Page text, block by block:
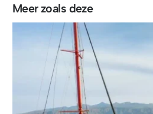
Meer zoals deze